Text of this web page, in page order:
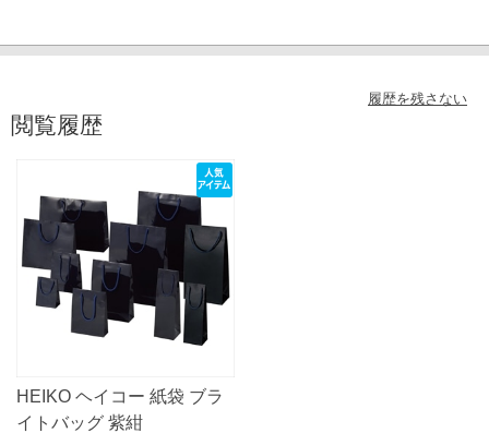
履歴を残さない
閲覧履歴
HEIKO ヘイコー 紙袋 ブラ
イトバッグ 紫紺